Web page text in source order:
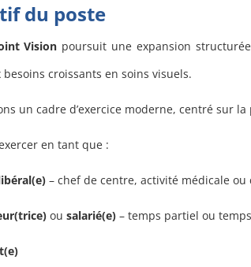
du poste
Vision poursuit une expansion
croissants en soins visuels.
un cadre d’exercice moderne, centré sur
en tant que :
– chef de centre, activité médicale
ou salarié(e) – temps partiel ou